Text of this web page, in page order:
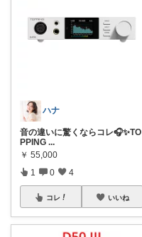
ハナ
音の違いに驚くならコレ🎧✨TO
PPING ...
￥ 55,000
1 0 4
コレ いいね